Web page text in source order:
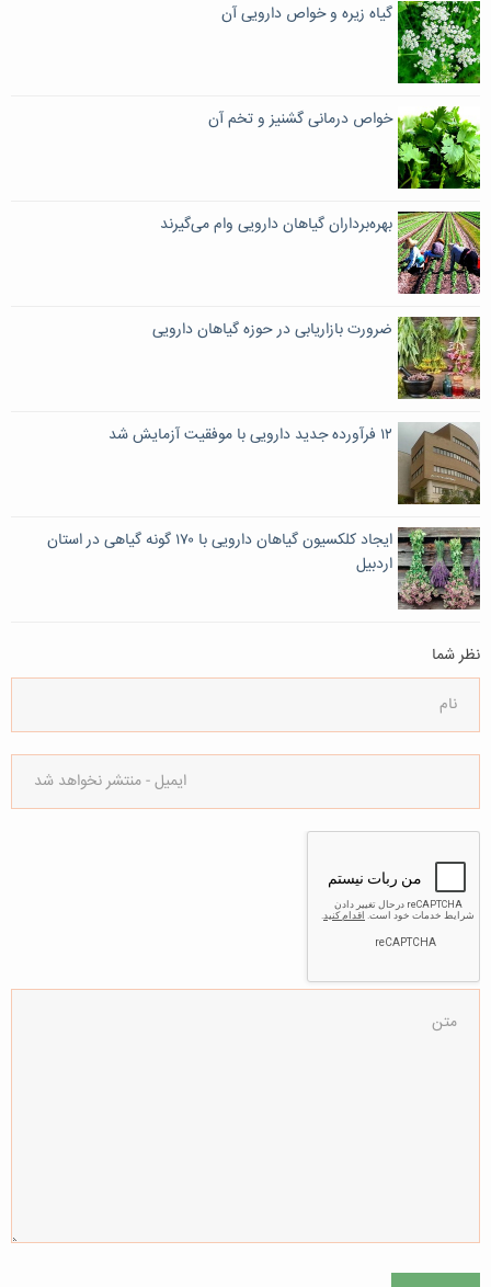
گیاه زیره و خواص دارویی آن
خواص درمانی گشنیز و تخم آن
بهره‌برداران گیاهان دارویی وام می‌گیرند
ضرورت بازاریابی در حوزه گیاهان دارویی
۱۲ فرآورده جدید دارویی با موفقیت آزمایش شد
ایجاد کلکسیون گیاهان دارویی با ۱۷۰ گونه گیاهی در استان
اردبیل
نظر شما